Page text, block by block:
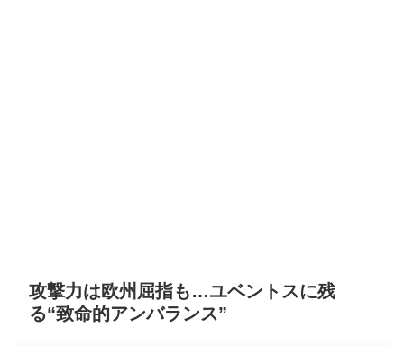
攻撃力は欧州屈指も…ユベントスに残
る“致命的アンバランス”